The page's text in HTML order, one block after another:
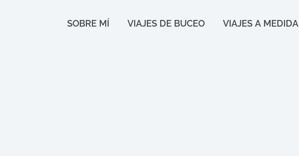
SOBRE MÍ VIAJES DE BUCEO VIAJES A MEDIDA